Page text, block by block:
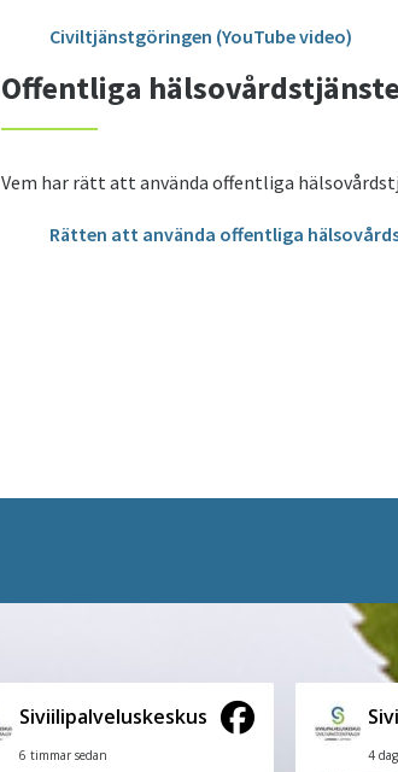
Civiltjänstgöringen (YouTube video)
Offentliga
Vem har rätt att använda offentliga
Rätten att använda offentliga
Siviilipalveluskeskus
6 timmar sedan 4